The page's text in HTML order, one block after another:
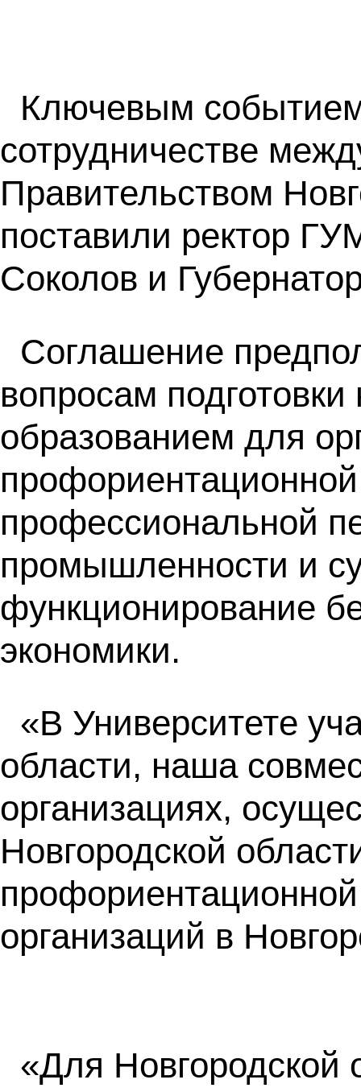
Ключевым
сотрудничестве
Правительством
поставили ректор
Соколов и
Соглашение
вопросам
образованием для
профессиональной
промышленности и
функционирование
экономики.
«В Университете
области, наша
организациях,
Новгородской
организаций в
«Для Новгородской